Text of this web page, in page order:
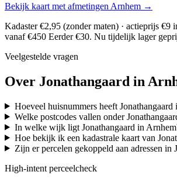
Bekijk kaart met afmetingen Arnhem →
Kadaster €2,95 (zonder maten) · actieprijs €9
vanaf €450 Eerder €30. Nu tijdelijk lager
Veelgestelde vragen
Over Jonathangaard in
Hoeveel huisnummers heeft Jonathangaard
Welke postcodes vallen onder
In welke wijk ligt Jonathangaard in
Hoe bekijk ik een kadastrale kaart van
Zijn er percelen gekoppeld aan adressen in
High-intent perceelcheck